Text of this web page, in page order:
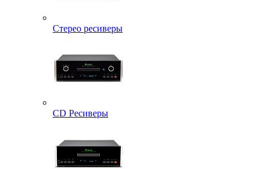
Стерео ресиверы
CD Ресиверы